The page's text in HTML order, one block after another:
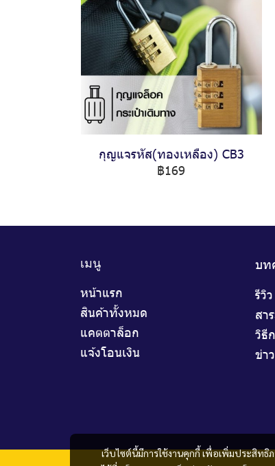
กุญแจรหัส(ทองเหลือง) CB3
฿169
เว็บไซต์นี้มีการใช้งานคุกกี้ เพื่อเพิ่มประสิท
เมนู
หน้าแรก
สินค้าทั้งหมด
แคตตาล็อก
แจ้งโอนเงิน
บท
รีวิว
สา
วิธี
ข่า